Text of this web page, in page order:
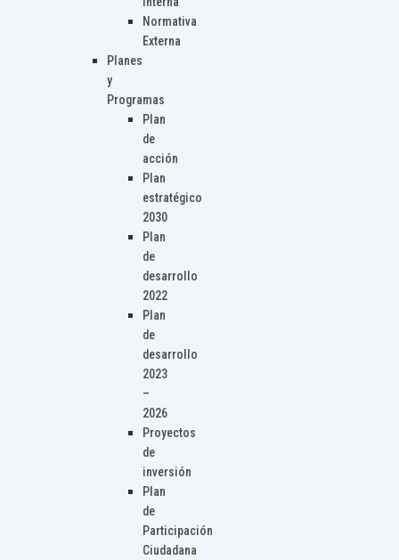
Normativa
Externa
Planes
y
Programas
Plan
de
acción
Plan
estratégico
2030
Plan
de
desarrollo
2022
Plan
de
desarrollo
2023
–
2026
Proyectos
de
inversión
Plan
de
Participación
Ciudadana